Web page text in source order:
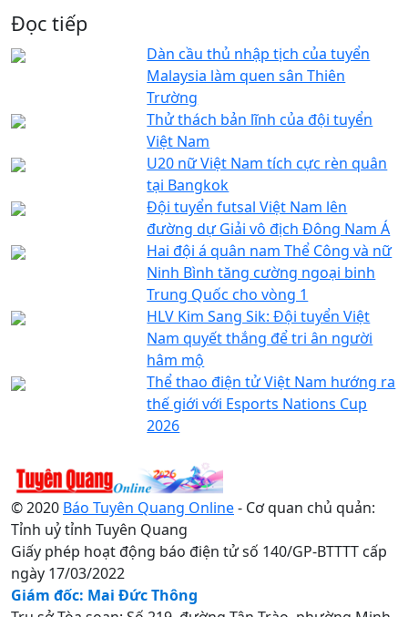
Đọc tiếp
Dàn cầu thủ nhập tịch của tuyển
Malaysia làm quen sân Thiên
Trường
Thử thách bản lĩnh của đội tuyển
Việt Nam
U20 nữ Việt Nam tích cực rèn quân
tại Bangkok
Đội tuyển futsal Việt Nam lên
đường dự Giải vô địch Đông Nam Á
Hai đội á quân nam Thể Công và nữ
Ninh Bình tăng cường ngoại binh
Trung Quốc cho vòng 1
HLV Kim Sang Sik: Đội tuyển Việt
Nam quyết thắng để tri ân người
hâm mộ
Thể thao điện tử Việt Nam hướng ra
thế giới với Esports Nations Cup
2026
© 2020 Báo Tuyên Quang Online- Cơ quan chủ quản:
Tỉnh uỷ tỉnh Tuyên Quang
Giấy phép hoạt động báo điện tử số 140/GP-BTTTT cấp
ngày 17/03/2022
Giám đốc: Mai Đức Thông